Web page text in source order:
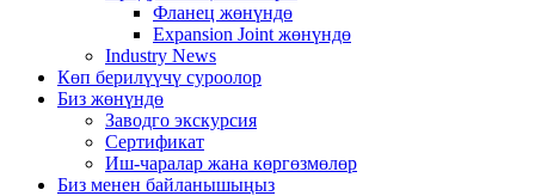
Фланец жөнүндө
Expansion Joint жөнүндө
Industry News
Көп берилүүчү суроолор
Биз жөнүндө
Заводго экскурсия
Сертификат
Иш-чаралар жана көргөзмөлөр
Биз менен байланышыңыз